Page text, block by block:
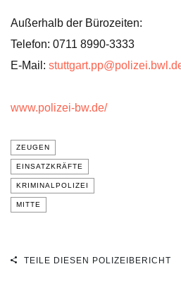
Außerhalb der Bürozeiten:
Telefon: 0711 8990-3333
E-Mail:
www.polizei-bw.de/
ZEUGEN
EINSATZKRÄFTE
KRIMINALPOLIZEI
MITTE
TEILE DIESEN POLIZEIBERICHT